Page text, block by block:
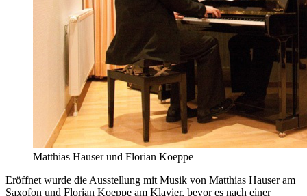
Matthias Hauser und Florian Koeppe
Eröffnet wurde die Ausstellung mit Musik von Matthias Hauser am
Saxofon und Florian Koeppe am Klavier, bevor es nach einer